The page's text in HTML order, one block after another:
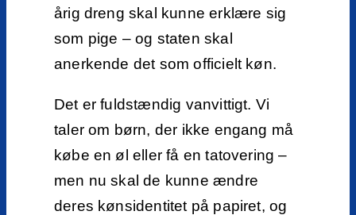
årig dreng skal kunne erklære sig
som pige – og staten skal
anerkende det som officielt køn.
Det er fuldstændig vanvittigt. Vi
taler om børn, der ikke engang må
købe en øl eller få en tatovering –
men nu skal de kunne ændre
deres kønsidentitet på papiret, og